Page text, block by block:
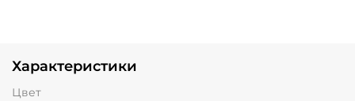
Характеристики
Цвет